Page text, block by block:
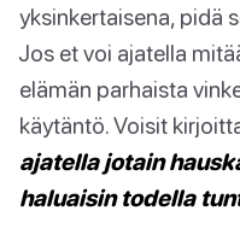
yksinkertaisena, pidä
Jos et voi ajatella
elämän parhaista
käytäntö. Voisit
ajatella jotain
haluaisin todella